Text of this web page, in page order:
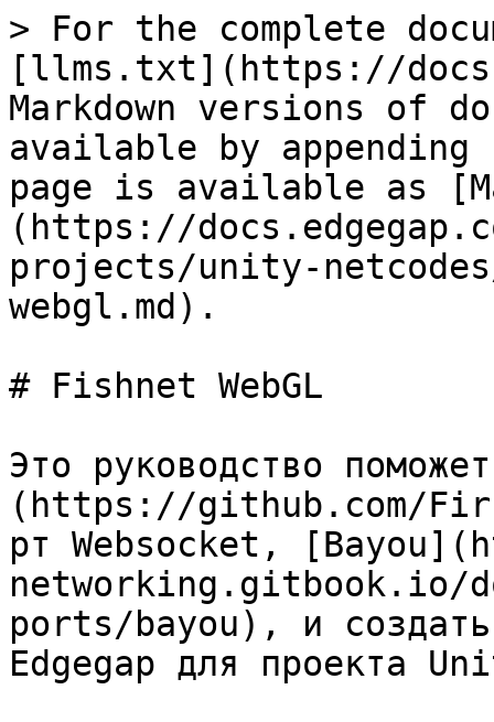
> For the complete
[llms.txt](https://
Markdown versions of
available by
page is available as
(https://
projects/unity-
webgl.md).
# Fishnet WebGL
Это руководство
(https://github.com/
рт Websocket,
networking.gitbook.io/
ports/bayou), и создать
Edgegap для проекта